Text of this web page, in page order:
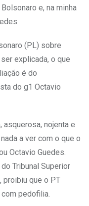
e, na minha
(PL) sobre
explicada, o que
é do
do g1 Octavio
asquerosa, nojenta e
a ver com o que o
Octavio Guedes.
Tribunal Superior
proibiu que o PT
pedofilia.